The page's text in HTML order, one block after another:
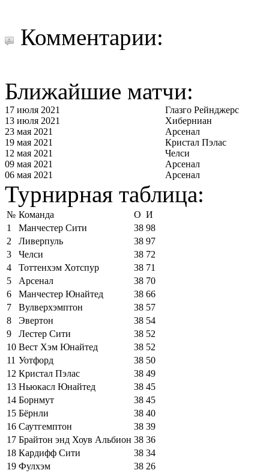
Комментарии:
Ближайшие матчи:
17 июля 2021
Глазго Рейнджерс
13 июля 2021
Хиберниан
23 мая 2021
Арсенал
19 мая 2021
Кристал Пэлас
12 мая 2021
Челси
09 мая 2021
Арсенал
06 мая 2021
Арсенал
Турнирная таблица:
№ Команда О И
1
Манчестер Сити 38 98
2
Ливерпуль 38 97
3
Челси 38 72
4
Тоттенхэм Хотспур 38 71
5
Арсенал 38 70
6
Манчестер Юнайтед 38 66
7
Вулверхэмптон 38 57
8
Эвертон 38 54
9
Лестер Сити 38 52
10 Вест Хэм Юнайтед 38 52
11 Уотфорд 38 50
12 Кристал Пэлас 38 49
13 Ньюкасл Юнайтед 38 45
14 Борнмут 38 45
15 Бёрнли 38 40
16 Саутгемптон 38 39
17 Брайтон энд Хоув Альбион 38 36
18 Кардифф Сити 38 34
19 Фулхэм 38 26